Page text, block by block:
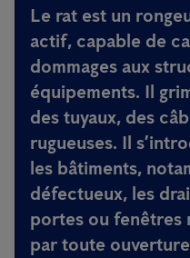
Le rat est un
actif, capable de
dommages aux
équipements. Il
des tuyaux, des
rugueuses. Il
les bâtiments,
défectueux, les
portes ou fenêtres
par toute